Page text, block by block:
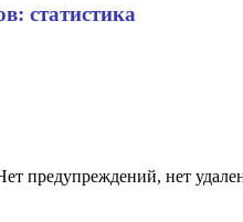
статистика
предупреждений, нет